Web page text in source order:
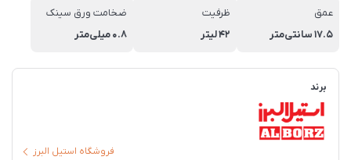
عمق
17.5 سانتی‌متر
ظرفیت
42 لیتر
ضخامت ورق سینک
0.8 میلی‌متر
برند
فروشگاه استیل البرز